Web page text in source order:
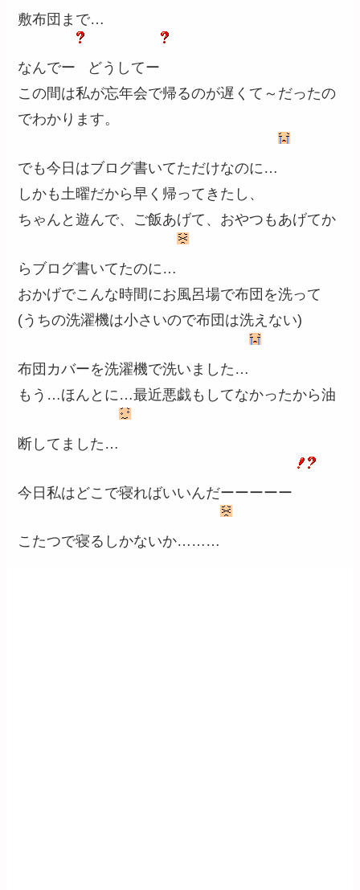
敷布団まで…
なんでー
どうしてー
この間は私が忘年会で帰るのが遅くて～だったの
でわかります。
でも今日はブログ書いてただけなのに…
しかも土曜だから早く帰ってきたし、
ちゃんと遊んで、ご飯あげて、おやつもあげてか
らブログ書いてたのに…
おかげでこんな時間にお風呂場で布団を洗って
(うちの洗濯機は小さいので布団は洗えない)
布団カバーを洗濯機で洗いました…
もう…ほんとに…最近悪戯もしてなかったから油
断してました…
今日私はどこで寝ればいいんだーーーーー
こたつで寝るしかないか………